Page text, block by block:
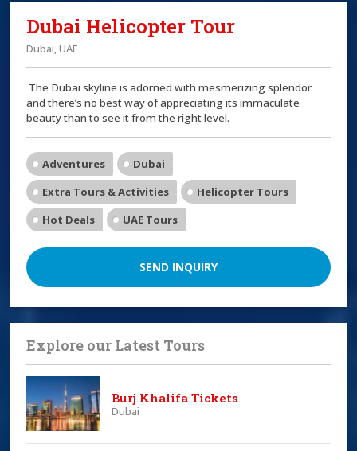
Dubai Helicopter Tour
Dubai, UAE
The Dubai skyline is adorned with mesmerizing splendor
and there’s no best way of appreciating its immaculate
beauty than to see it from the right level.
Adventures
Dubai
Extra Tours & Activities
Helicopter Tours
Hot Deals
UAE Tours
SEND INQUIRY
Explore our Latest Tours
Burj Khalifa Tickets
Dubai